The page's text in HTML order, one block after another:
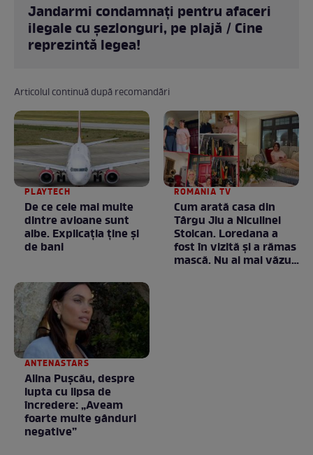
Jandarmi condamnați pentru afaceri
ilegale cu șezlonguri, pe plajă / Cine
reprezintă legea!
Articolul continuă după recomandări
PLAYTECH
De ce cele mai multe
dintre avioane sunt
albe. Explicația ține și
de bani
ROMANIA TV
Cum arată casa din
Târgu Jiu a Niculinei
Stoican. Loredana a
fost în vizită și a rămas
mască. Nu ai mai văzut
ANTENASTARS
Alina Pușcău, despre
lupta cu lipsa de
încredere: „Aveam
foarte multe gânduri
negative”